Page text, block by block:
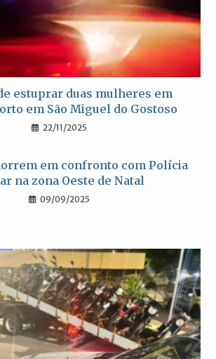
estuprar duas mulheres em
em São Miguel do Gostoso
22/11/2025
em confronto com Polícia
na zona Oeste de Natal
09/09/2025